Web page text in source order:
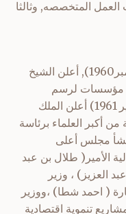
المتخصصه, وثالثا
ففي أول مجلس للوزراء فى (24 ديسمبر1960), أعلن الشيخ
مؤسسات لرسم
السياسات الاقتصادية للبلاد , ( وفى يناير 1961) أعلن الملك
أكبر العلماء برئاسة
مجلس أعلى
الأمير( طلال بن عبد
العزيز) ، وزير
( احمد شطا) ،ووزير
تنموية اقتصادية